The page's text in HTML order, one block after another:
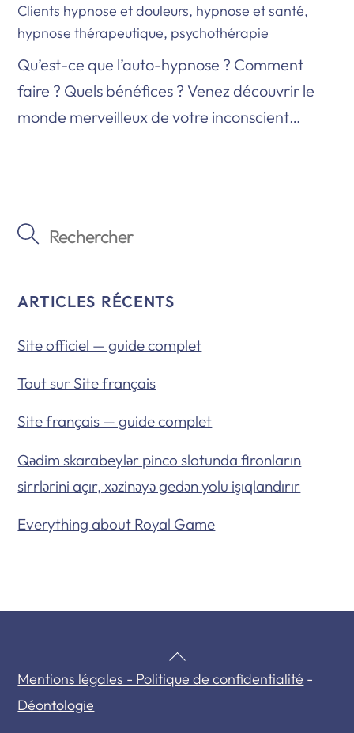
Clients hypnose et douleurs, hypnose et santé,
hypnose thérapeutique, psychothérapie
Qu’est-ce que l’auto-hypnose ? Comment
faire ? Quels bénéfices ? Venez découvrir le
monde merveilleux de votre inconscient…
ARTICLES RÉCENTS
Site officiel — guide complet
Tout sur Site français
Site français — guide complet
Qədim skarabeylər pinco slotunda fironların
sirrlərini açır, xəzinəyə gedən yolu işıqlandırır
Everything about Royal Game
Back
To
Mentions légales - Politique de confidentialité -
Déontologie